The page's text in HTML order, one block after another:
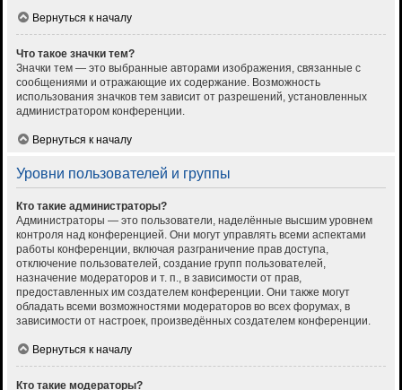
Вернуться к началу
Что такое значки тем?
Значки тем — это выбранные авторами изображения, связанные с
сообщениями и отражающие их содержание. Возможность
использования значков тем зависит от разрешений, установленных
администратором конференции.
Вернуться к началу
Уровни пользователей и группы
Кто такие администраторы?
Администраторы — это пользователи, наделённые высшим уровнем
контроля над конференцией. Они могут управлять всеми аспектами
работы конференции, включая разграничение прав доступа,
отключение пользователей, создание групп пользователей,
назначение модераторов и т. п., в зависимости от прав,
предоставленных им создателем конференции. Они также могут
обладать всеми возможностями модераторов во всех форумах, в
зависимости от настроек, произведённых создателем конференции.
Вернуться к началу
Кто такие модераторы?